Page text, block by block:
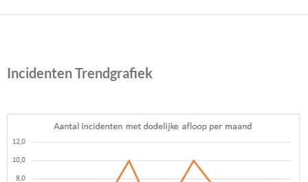
Incidenten Trendgrafiek